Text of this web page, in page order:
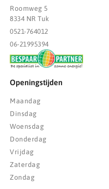
Roomweg 5
8334 NR Tuk
0521-764012
06-21995394
Openingstijden
Maandag
Dinsdag
Woensdag
Donderdag
Vrijdag
Zaterdag
Zondag